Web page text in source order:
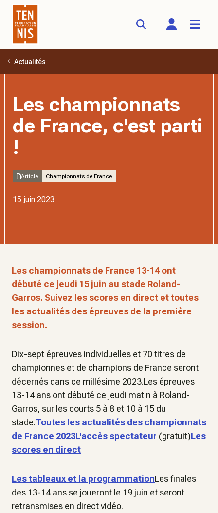
Aller au contenu principal
Actualités
Les championnats
de France, c'est parti
!
Article Championnats de France
15 juin 2023
Les championnats de France 13-14 ont
débuté ce jeudi 15 juin au stade Roland-
Garros. Suivez les scores en direct et toutes
les actualités des épreuves de la première
session.
Dix-sept épreuves individuelles et 70 titres de
championnes et de champions de France seront
décernés dans ce millésime 2023.Les épreuves
13-14 ans ont débuté ce jeudi matin à Roland-
Garros, sur les courts 5 à 8 et 10 à 15 du
stade.Toutes les actualités des championnats
de France 2023L'accès spectateur (gratuit)Les
scores en direct
Les tableaux et la programmationLes finales
des 13-14 ans se joueront le 19 juin et seront
retransmises en direct vidéo.